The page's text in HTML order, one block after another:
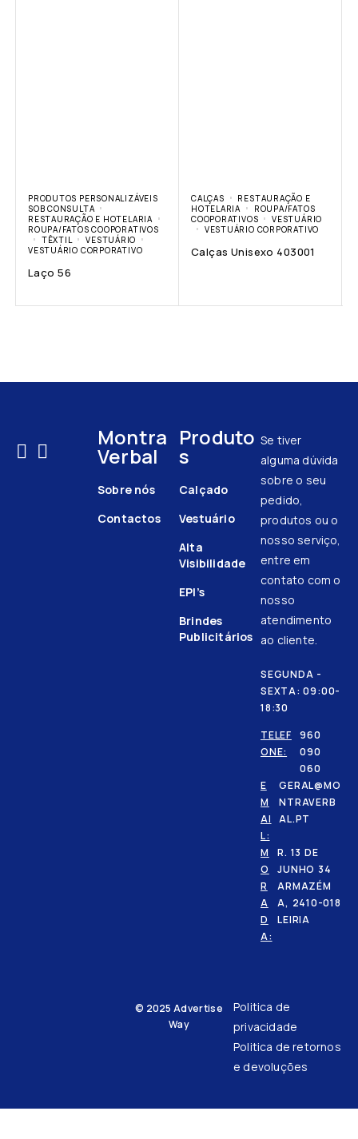
PRODUTOS PERSONALIZÁVEIS
SOB CONSULTA
RESTAURAÇÃO E HOTELARIA
ROUPA/FATOS COOPORATIVOS
TÊXTIL
VESTUÁRIO
VESTUÁRIO CORPORATIVO
Laço 56
CALÇAS
RESTAURAÇÃO E
HOTELARIA
ROUPA/FATOS
COOPORATIVOS
VESTUÁRIO
VESTUÁRIO CORPORATIVO
Calças Unisexo 403001
Montra
Verbal
Sobre nós
Contactos
Produto
s
Calçado
Vestuário
Alta
Visibilidade
EPI’s
Brindes
Publicitários
Se tiver
alguma dúvida
sobre o seu
pedido,
produtos ou o
nosso serviço,
entre em
contato com o
nosso
atendimento
ao cliente.
SEGUNDA -
SEXTA: 09:00-
18:30
TELEF
ONE:
960
090
060
E
M
AI
L:
GERAL@MO
NTRAVERB
AL.PT
M
O
R
A
D
A:
R. 13 DE
JUNHO 34
ARMAZÉM
A, 2410-018
LEIRIA
Politica de
privacidade
Politica de retornos
e devoluções
© 2025Advertise
Way